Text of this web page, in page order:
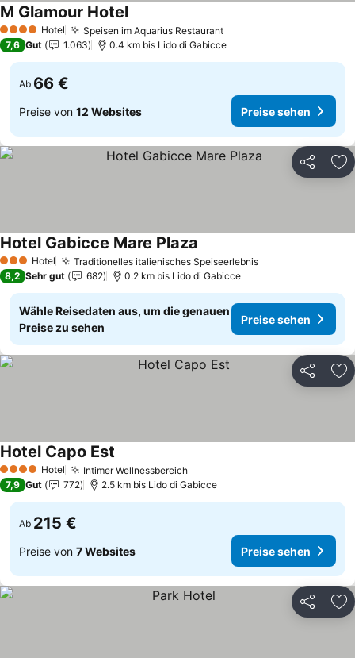
4 Sterne Hotel Speisen im Aquarius RestaurantPreise sehen
M Glamour HotelPreise sehen
7,6 Gut 1.063 0.4 km bis Lido di Gabicce
Ab 66 €
Preise von 12 Websites Preise sehen
Teilen
3 SterneHotel Traditionelles italienisches SpeiseerlebnisPreise sehen
Hotel Gabicce Mare Plaza
8,2 Sehr gut 682 0.2 km bis Lido di Gabicce
Wähle Reisedaten aus, um die genauen
Preise zu sehen
Preise sehen
Teilen
4 Sterne Hotel Intimer WellnessbereichPreise sehen
Hotel Capo Est
7,9 Gut 772 2.5 km bis Lido di Gabicce
Ab 215 €
Preise von 7 Websites Preise sehen
Teilen